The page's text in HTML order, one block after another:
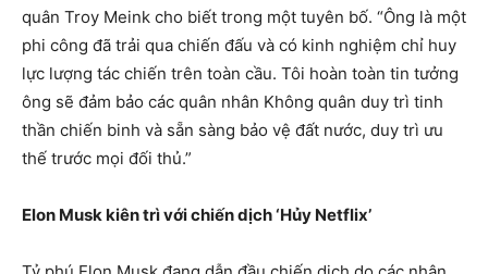
quân Troy Meink cho biết trong một tuyên bố. “Ông là một
phi công đã trải qua chiến đấu và có kinh nghiệm chỉ huy
lực lượng tác chiến trên toàn cầu. Tôi hoàn toàn tin tưởng
ông sẽ đảm bảo các quân nhân Không quân duy trì tinh
thần chiến binh và sẵn sàng bảo vệ đất nước, duy trì ưu
thế trước mọi đối thủ.”
Elon Musk kiên trì với chiến dịch ‘Hủy Netflix’